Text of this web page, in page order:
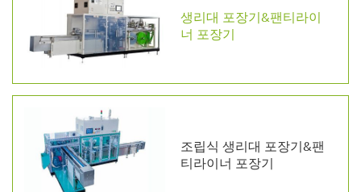
생리대 포장기&팬티라이
너 포장기
조립식 생리대 포장기&팬
티라이너 포장기